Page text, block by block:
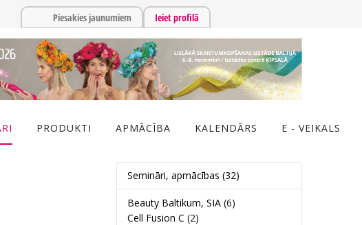
Piesakies jaunumiem Ieiet profilā
PRODUKTI APMĀCĪBA KALENDĀRS E - VEIKALS
Semināri, apmācības (32)
Beauty Baltikum, SIA (6)
Cell Fusion C (2)